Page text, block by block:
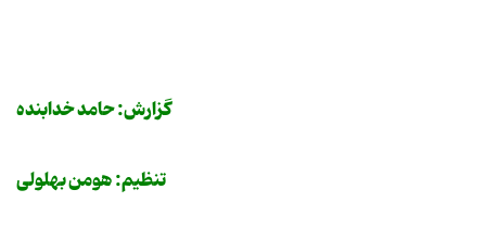
گزارش: حامد خدابنده
تنظیم: هومن بهلولی